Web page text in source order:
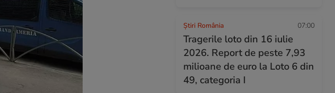
Știri România 07:00
Tragerile loto din 16 iulie
2026. Report de peste 7,93
milioane de euro la Loto 6 din
49, categoria I